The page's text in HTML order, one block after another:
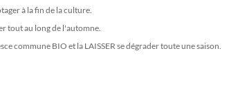
à la fin de la culture.
tout au long de l'automne.
commune BIO et la LAISSER se dégrader toute une saison.